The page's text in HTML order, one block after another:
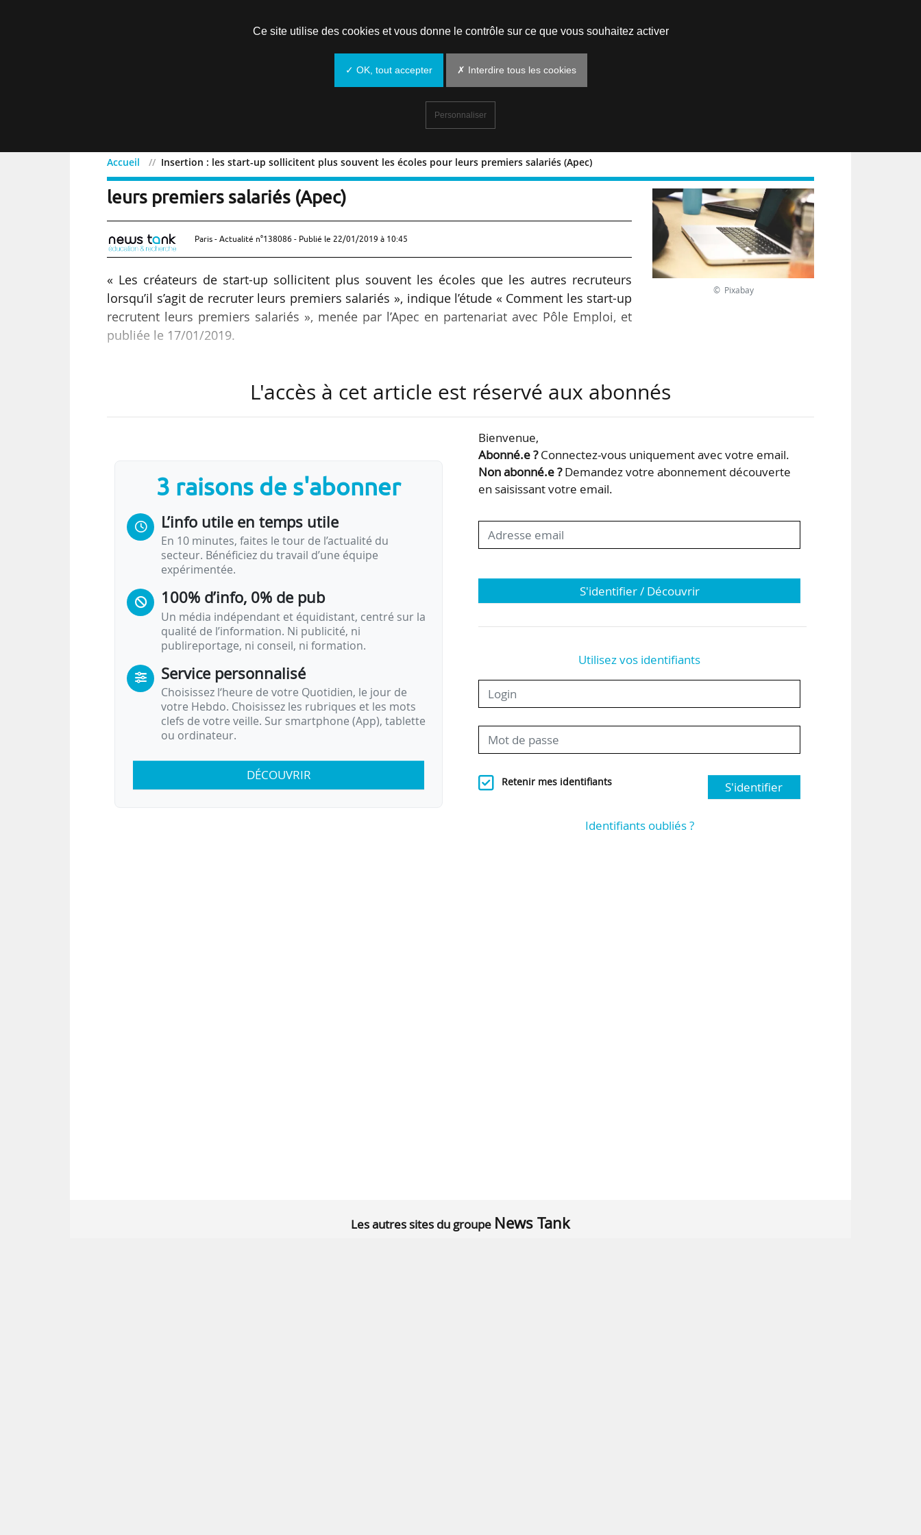
Accueil Insertion : les start-up sollicitent plus souvent les écoles pour leurs premiers salariés (Apec)
Insertion : les start-up sollicitent plus souvent les écoles pour
leurs premiers salariés (Apec)
Paris - Actualité n°138086 - Publié le 22/01/2019 à 10:45
« Les créateurs de start-up sollicitent plus souvent les écoles que les autres recruteurs
lorsqu’il s’agit de recruter leurs premiers salariés », indique l’étude « Comment les start-up
recrutent leurs premiers salariés », menée par l’Apec en partenariat avec Pôle Emploi, et
publiée le 17/01/2019.
• « d’un gage au recrutement quant à la qualité de la formation enseignée. L’étude montre
proximité de certains avec les écoles, qui leur permet d’intervenir dans des modules
• de nouer des partenariats avec les écoles pour repérer des collaborateurs ».
Ainsi, avec le…
© Pixabay
L'accès à cet article est réservé aux abonnés
3 raisons de s'abonner
L’info utile en temps utile
En 10 minutes, faites le tour de l’actualité du
secteur. Bénéficiez du travail d’une équipe
expérimentée.
100% d’info, 0% de pub
Un média indépendant et équidistant, centré sur la
qualité de l’information. Ni publicité, ni
publireportage, ni conseil, ni formation.
Service personnalisé
Choisissez l‘heure de votre Quotidien, le jour de
votre Hebdo. Choisissez les rubriques et les mots
clefs de votre veille. Sur smartphone (App), tablette
ou ordinateur.
DÉCOUVRIR
Bienvenue,
Abonné.e ?Connectez-vous uniquement avec votre email.
Non abonné.e ?Demandez votre abonnement découverte
en saisissant votre email.
S'identifier / Découvrir
Utilisez vos identifiants
Retenir mes identifiants S'identifier
Identifiants oubliés ?
Les autres sites du groupe News Tank
Ce site utilise des cookies et vous donne le contrôle sur ce que vous souhaitez activer
✓ OK, tout accepter ✗ Interdire tous les cookies
Personnaliser